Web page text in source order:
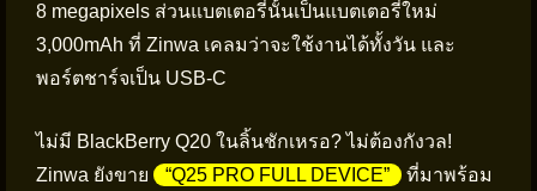
8 megapixels ส่วนแบตเตอรี่นั้นเป็นแบตเตอรี่ใหม่
3,000mAh ที่ Zinwa เคลมว่าจะใช้งานได้ทั้งวัน และ
พอร์ตชาร์จเป็น USB-C
ไม่มี BlackBerry Q20 ในลิ้นชักเหรอ? ไม่ต้องกังวล!
Zinwa ยังขาย
“Q25 PRO FULL DEVICE”
ที่มาพร้อม